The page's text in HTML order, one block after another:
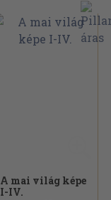
A mai világ képe
I-IV.